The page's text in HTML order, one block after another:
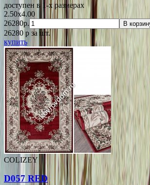
доступен в 1-x размерах
2.50x4.00
26280р.
В
26280 p за шт.
купить
COLIZEY
D057 RED